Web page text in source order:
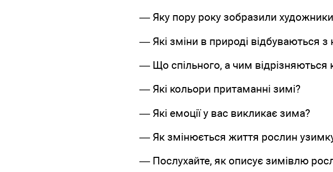
— Яку пору року зобразили
— Які зміни в природі відбуваються
— Що спільного, а чим відрізняються
— Які кольори притаманні зимі?
— Які емоції у вас викликає зима?
— Як змінюється життя рослин
— Послухайте, як описує зимівлю